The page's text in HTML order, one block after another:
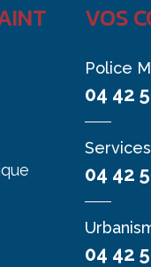
VOS
Police
04 42
04 42
04 42